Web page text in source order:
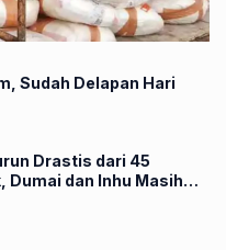
Sudah Delapan Hari
Drastis dari 45
Dumai dan Inhu Masih